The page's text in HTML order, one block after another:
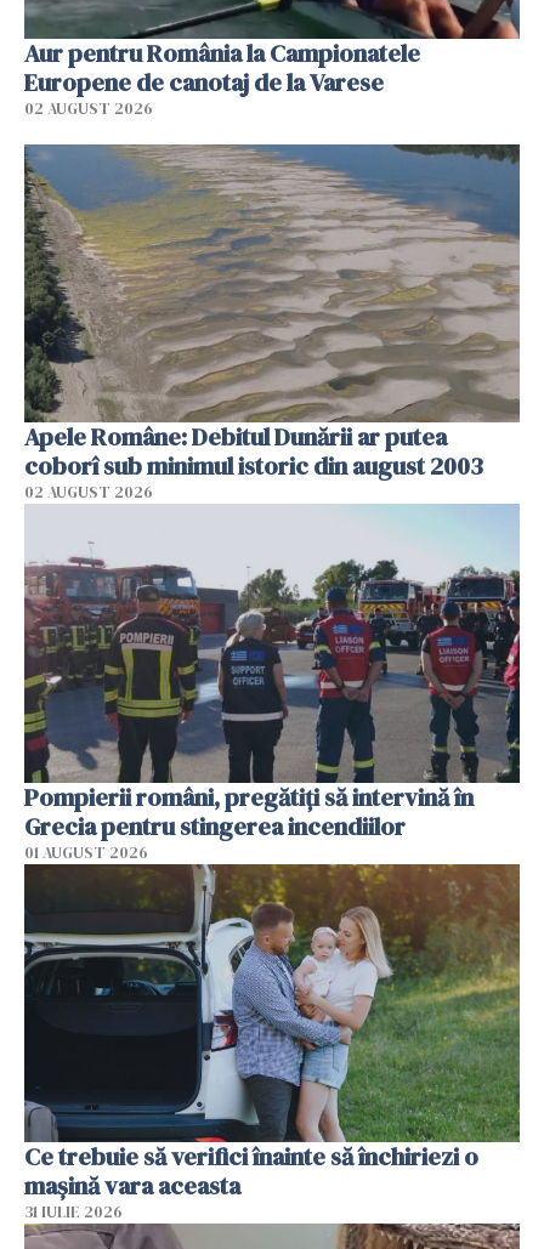
Aur pentru România la Campionatele
Europene de canotaj de la Varese
02 AUGUST 2026
Apele Române: Debitul Dunării ar putea
coborî sub minimul istoric din august 2003
02 AUGUST 2026
Pompierii români, pregătiţi să intervină în
Grecia pentru stingerea incendiilor
01 AUGUST 2026
Ce trebuie să verifici înainte să închiriezi o
mașină vara aceasta
31 IULIE 2026